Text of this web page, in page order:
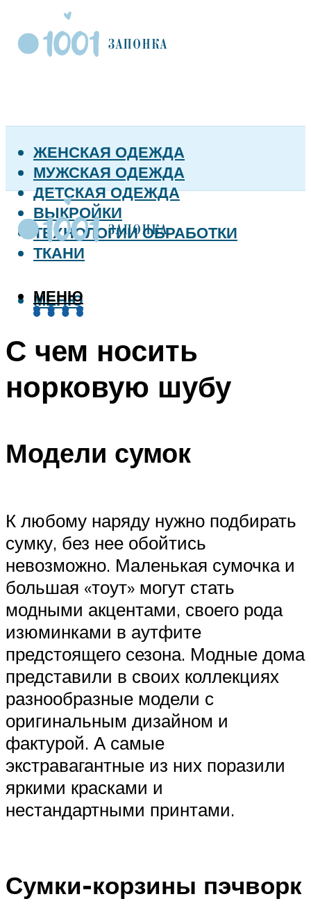
ЖЕНСКАЯ ОДЕЖДА
МУЖСКАЯ ОДЕЖДА
ДЕТСКАЯ ОДЕЖДА
ВЫКРОЙКИ
ТЕХНОЛОГИИ ОБРАБОТКИ
ТКАНИ
МЕНЮ
МЕНЮ
С чем носить
норковую шубу
Модели сумок
К любому наряду нужно подбирать
сумку, без нее обойтись
невозможно. Маленькая сумочка и
большая «тоут» могут стать
модными акцентами, своего рода
изюминками в аутфите
предстоящего сезона. Модные дома
представили в своих коллекциях
разнообразные модели с
оригинальным дизайном и
фактурой. А самые
экстравагантные из них поразили
яркими красками и
нестандартными принтами.
Сумки-корзины пэчворк